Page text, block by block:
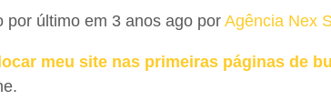
por último em 3 anos ago por Agência Nex
meu site nas primeiras páginas de